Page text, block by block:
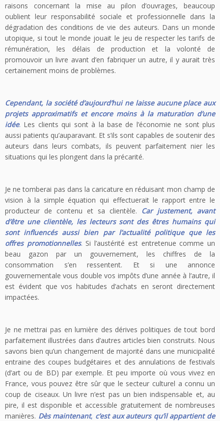
raisons concernant la mise au pilon d’ouvrages, beaucoup
oublient leur responsabilité sociale et professionnelle dans la
dégradation des conditions de vie des auteurs. Dans un monde
utopique, si tout le monde jouait le jeu de respecter les tarifs de
rémunération, les délais de production et la volonté de
promouvoir un livre avant d’en fabriquer un autre, il y aurait très
certainement moins de problèmes.
Cependant, la société d’aujourd’hui ne laisse aucune place aux
projets approximatifs et encore moins à la maturation d’une
idée. Les clients qui sont à la base de l’économie ne sont plus
aussi patients qu’auparavant. Et s’ils sont capables de soutenir des
auteurs dans leurs combats, ils peuvent parfaitement nier les
situations qui les plongent dans la précarité.
Je ne tomberai pas dans la caricature en réduisant mon champ de
vision à la simple équation qui effectuerait le rapport entre le
producteur de contenu et sa clientèle. Car justement, avant
d’être une clientèle, les lecteurs sont des êtres humains qui
sont influencés aussi bien par l’actualité politique que les
offres promotionnelles. Si l’austérité est entretenue comme un
beau gazon par un gouvernement, les chiffres de la
consommation s’en ressentent. Et si une annonce
gouvernementale vous double vos impôts d’une année à l’autre, il
est évident que vos habitudes d’achats en seront directement
impactées.
Je ne mettrai pas en lumière des dérives politiques de tout bord
parfaitement illustrées dans d’autres articles bien construits. Nous
savons bien qu’un changement de majorité dans une municipalité
entraine des coupes budgétaires et des annulations de festivals
(d’art ou de BD) par exemple. Et peu importe où vous vivez en
France, vous pouvez être sûr que le secteur culturel a connu un
coup de ciseaux. Un livre n’est pas un bien indispensable et, au
pire, il est disponible et accessible gratuitement de nombreuses
manières. Dès maintenant, c’est aux auteurs qu’il appartient de